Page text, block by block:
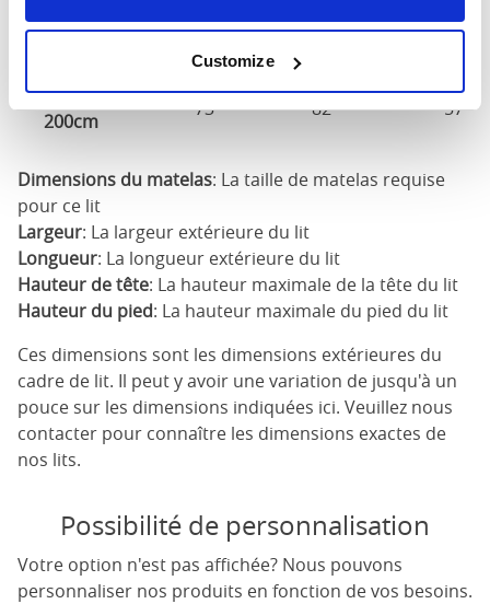
Customize
Dimensions Largeur Longueur
180cm x
200cm
73" 82" 57"
Dimensions du matelas: La taille de matelas requise
pour ce lit
Largeur: La largeur extérieure du lit
Longueur: La longueur extérieure du lit
Hauteur de tête: La hauteur maximale de la tête du lit
Hauteur du pied: La hauteur maximale du pied du lit
Ces dimensions sont les dimensions extérieures du
cadre de lit. Il peut y avoir une variation de jusqu'à un
pouce sur les dimensions indiquées ici. Veuillez nous
contacter pour connaître les dimensions exactes de
nos lits.
Possibilité de personnalisation
Votre option n'est pas affichée? Nous pouvons
personnaliser nos produits en fonction de vos besoins.